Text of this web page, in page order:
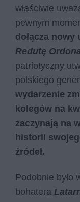
właściwie
pewnym
dołącza
Redutę
patriotyczny
polskiego
wydarzenie
kolegów na
zaczynają na
historii
źródeł.
Podobnie było
bohatera